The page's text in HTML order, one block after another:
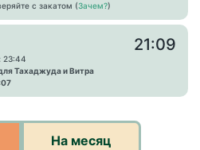
с закатом (Зачем?)
23:44
Тахаджуда и Витра
21:09
На месяц